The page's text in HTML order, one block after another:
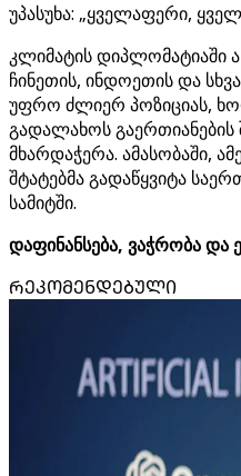
უპასუხა: „ყველაფერი,
კლიმატის დიპლომატიაში
ჩინეთის, ინდოეთის და
უფრო ძლიერ პოზიციას,
გადალახოს გაერთიანების
მხარდაჭერა. ამასობაში,
შტატებმა გადაწყვიტა
სამიტში.
დაფინანსება, ვაჭრობა და
ᲠᲔᲙᲝᲛᲔᲜᲓᲔᲑᲣᲚᲘ